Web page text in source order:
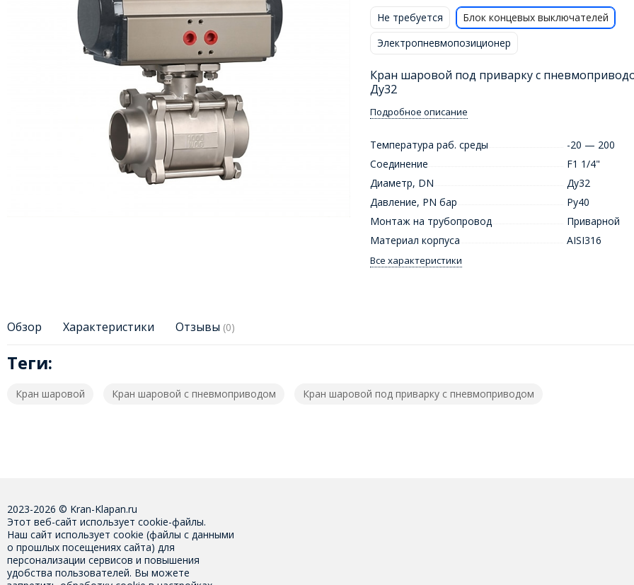
Не требуется
Блок концевых выключателей
Электропневмопозиционер
Кран шаровой под приварку с
Ду32
Подробное описание
Температура раб. среды
-20 — 200
Соединение
F1 1/4"
Диаметр, DN
Ду32
Давление, PN бар
Ру40
Монтаж на трубопровод
Приварной
Материал корпуса
AISI316
Все характеристики
Обзор Характеристики Отзывы (0)
Теги:
Кран шаровой Кран шаровой с пневмоприводом Кран шаровой под приварку с пневмоприводом
2023-2026 © Kran-Klapan.ru
Этот веб-сайт использует cookie-файлы.
Наш сайт использует cookie (файлы с данными
о прошлых посещениях сайта) для
персонализации сервисов и повышения
удобства пользователей. Вы можете